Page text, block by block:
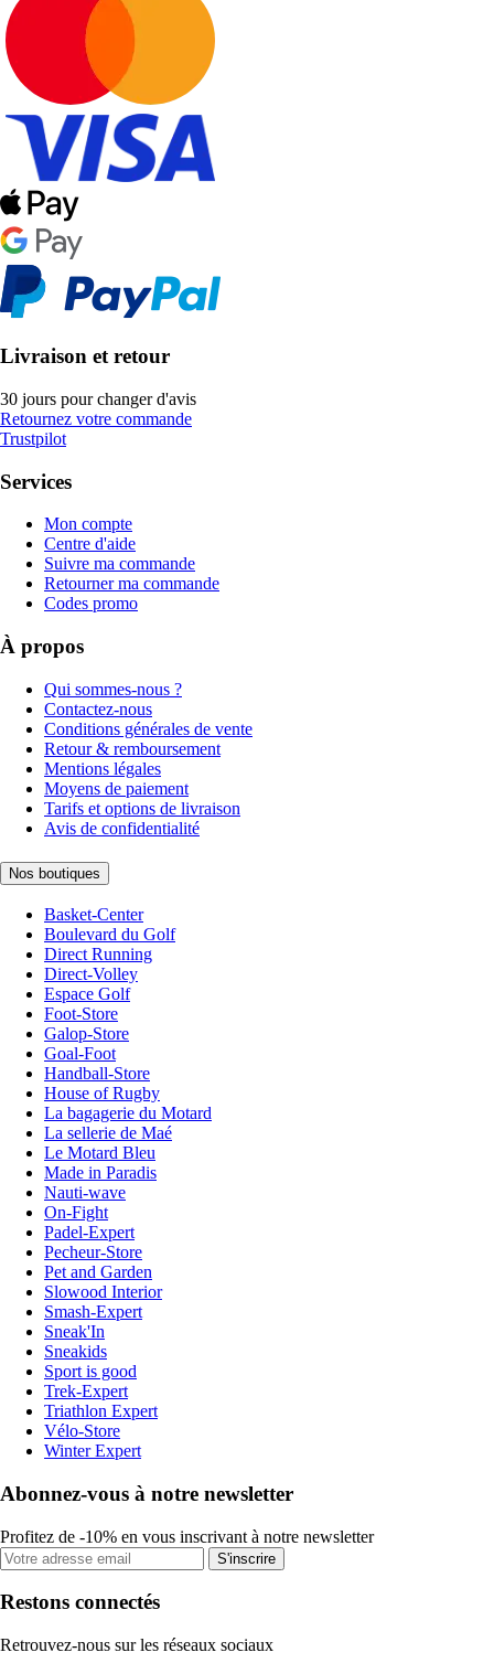
Livraison et retour
30 jours pour changer d'avis
Retournez votre commande
Trustpilot
Services
Mon compte
Centre d'aide
Suivre ma commande
Retourner ma commande
Codes promo
À propos
Qui sommes-nous ?
Contactez-nous
Conditions générales de vente
Retour & remboursement
Mentions légales
Moyens de paiement
Tarifs et options de livraison
Avis de confidentialité
Nos boutiques
Basket-Center
Boulevard du Golf
Direct Running
Direct-Volley
Espace Golf
Foot-Store
Galop-Store
Goal-Foot
Handball-Store
House of Rugby
La bagagerie du Motard
La sellerie de Maé
Le Motard Bleu
Made in Paradis
Nauti-wave
On-Fight
Padel-Expert
Pecheur-Store
Pet and Garden
Slowood Interior
Smash-Expert
Sneak'In
Sneakids
Sport is good
Trek-Expert
Triathlon Expert
Vélo-Store
Winter Expert
Abonnez-vous à notre newsletter
Profitez de -10% en vous inscrivant à notre newsletter
S'inscrire
Restons connectés
Retrouvez-nous sur les réseaux sociaux